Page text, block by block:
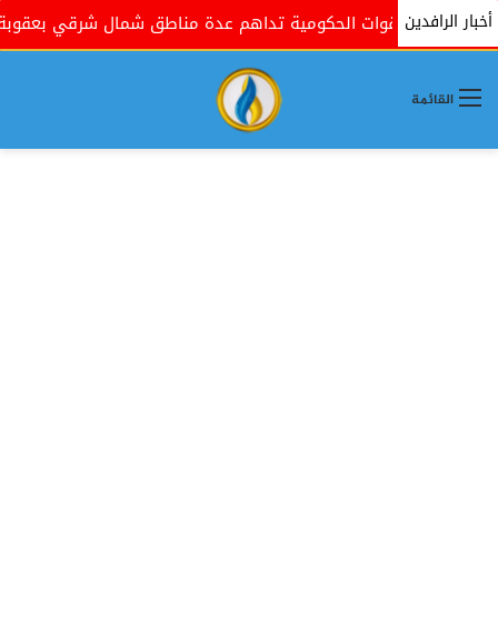
أخبار الرافدين
القوات الحكومية تداهم عدة مناطق شمال شرقي بعقوبة
القائمة